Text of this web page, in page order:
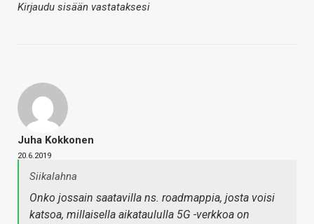
Kirjaudu sisään vastataksesi
Juha Kokkonen
20.6.2019
Siikalahna
Onko jossain saatavilla ns. roadmappia, josta voisi
katsoa, millaisella aikataululla 5G -verkkoa on